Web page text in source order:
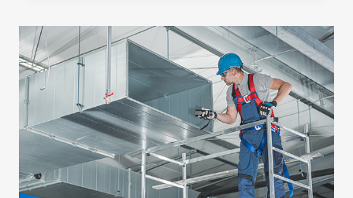
SYSTEME
&
APPS
MIT
SENSORDATEN
ERWEITERN